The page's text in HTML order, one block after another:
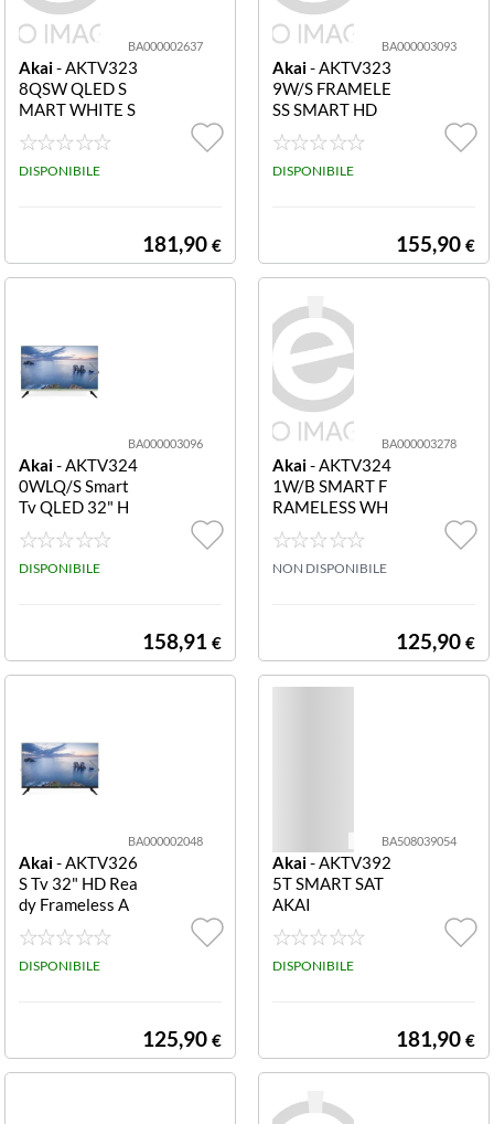
Xiaomi
MIS-E (20x20mm)
MIS-E (40x20mm)
MIS-F (1000x600mm)
MIS-F (200x200mm)
MIS-F (200x400mm)(10)
MIS-F (300x200mm)
MIS-F (400x200mm)
MIS-F (400x300mm)
MIS-F (400x400mm)
MIS-F (600x400mm)
MIS-F (800x400mm)
Montaggio standard VESA
Non disponibile
Non specificato
BA000002637
Akai- AKTV323
8QSW QLED S
MART WHITE S
DISPONIBILE
181,90 €
BA000003093
Akai- AKTV323
9W/S FRAMELE
SS SMART HD
DISPONIBILE
155,90 €
BA000003096
Akai- AKTV324
0WLQ/S Smart
Tv QLED 32" H
D Frameless AK
TV3240WLQ/S
FRAMELESS S
DISPONIBILE
158,91 €
BA000003278
Akai- AKTV324
1W/B SMART F
RAMELESS WH
NON DISPONIBILE
125,90 €
BA000002048
Akai- AKTV326
S Tv 32" HD Rea
dy Frameless A
KTV326S FRA
MELESS HD AK
AI
DISPONIBILE
125,90 €
BA508039054
Akai- AKTV392
5T SMART SAT
AKAI
DISPONIBILE
181,90 €